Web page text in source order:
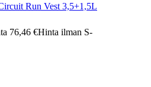
Run Vest 3,5+1,5L
76,46 €Hinta ilman S-